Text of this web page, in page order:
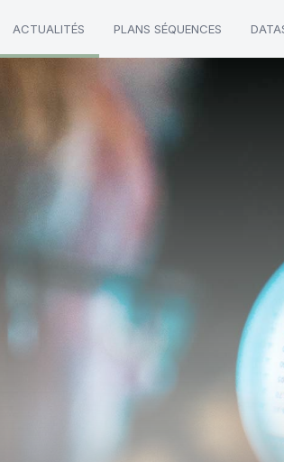
ACTUALITÉS PLANS SÉQUENCES
Gacoin"